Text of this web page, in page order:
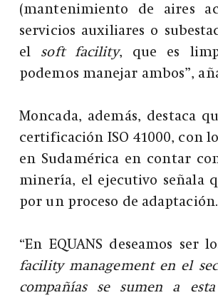
(mantenimiento de aires
servicios auxiliares o
el soft facility, que es
podemos manejar ambos”,
Moncada, además, destaca
certificación ISO 41000, con
en Sudamérica en contar
minería, el ejecutivo señala
por un proceso de adaptación.
“En EQUANS deseamos
facility management en el
compañías se sumen a